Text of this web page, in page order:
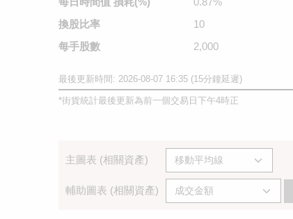
換股比率
10
每手股數
2,000
最後更新時間: 2026-08-07 16:35 (15分鐘延遲)
*街貨統計最後更新為前一個交易日下午4時正
主圖表 (相關資產)
輔助圖表 (相關資產)